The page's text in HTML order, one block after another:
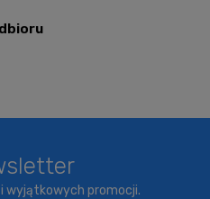
wyjątkowych promocji.